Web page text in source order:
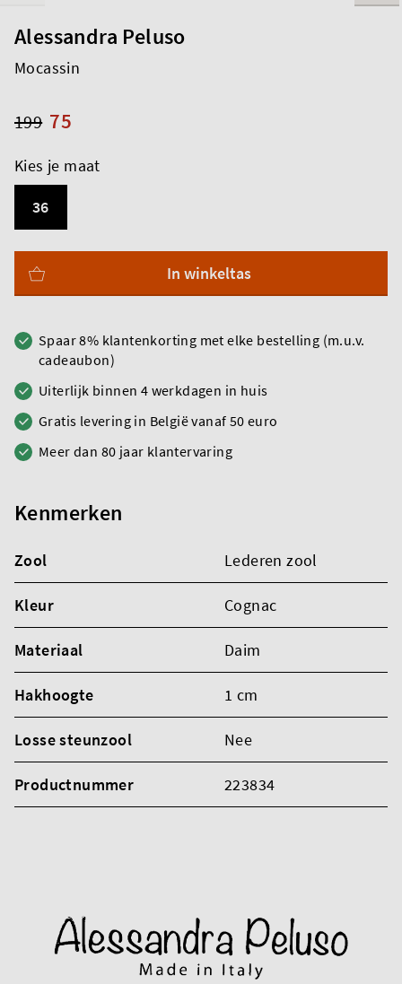
Alessandra Peluso
Mocassin
75
199
Kies je maat
36
In winkeltas
Spaar 8% klantenkorting met elke bestelling (m.u.v.
cadeaubon)
Uiterlijk binnen 4 werkdagen in huis
Gratis levering in België vanaf 50 euro
Meer dan 80 jaar klantervaring
Kenmerken
Zool Lederen zool
Kleur Cognac
Materiaal Daim
Hakhoogte 1 cm
Losse steunzool Nee
Productnummer 223834